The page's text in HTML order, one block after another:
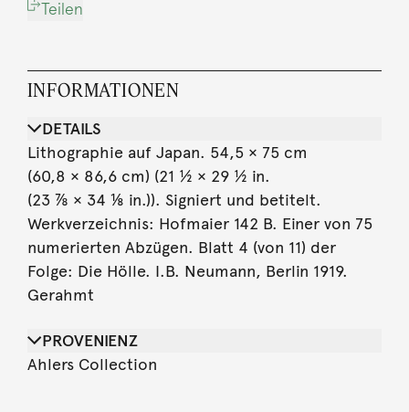
Teilen
INFORMATIONEN
DETAILS
Lithographie auf Japan. 54,5 × 75 cm
(60,8 × 86,6 cm) (21 ½ × 29 ½ in.
(23 ⅞ × 34 ⅛ in.)). Signiert und betitelt.
Werkverzeichnis: Hofmaier 142 B. Einer von 75
numerierten Abzügen. Blatt 4 (von 11) der
Folge: Die Hölle. I.B. Neumann, Berlin 1919.
Gerahmt
PROVENIENZ
Ahlers Collection